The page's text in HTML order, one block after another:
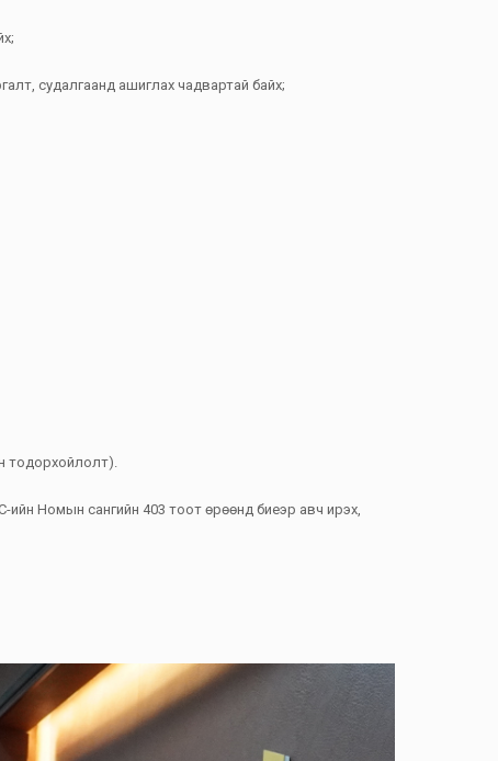
судалгаанд ашиглах чадвартай байх;
тодорхойлолт).
Номын сангийн 403 тоот өрөөнд биеэр авч ирэх,